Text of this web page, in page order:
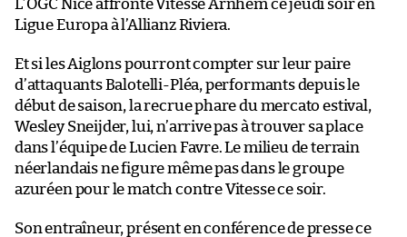
L’OGC Nice affronte Vitesse Arnhem ce jeudi soir en
Ligue Europa à l’Allianz Riviera.
Et si les Aiglons pourront compter sur leur paire
d’attaquants Balotelli-Pléa, performants depuis le
début de saison, la recrue phare du mercato estival,
Wesley Sneijder, lui, n’arrive pas à trouver sa place
dans l’équipe de Lucien Favre. Le milieu de terrain
néerlandais ne figure même pas dans le groupe
azuréen pour le match contre Vitesse ce soir.
Son entraîneur, présent en conférence de presse ce